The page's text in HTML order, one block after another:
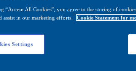
“Accept All Cookies”, you agree to the storing of
assist in our marketing efforts.
Cookie Statement for
Settings